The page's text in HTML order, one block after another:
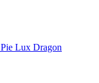
Lux Dragon